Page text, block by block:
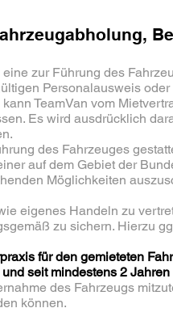
zur Führung des
Personalausweis
TeamVan vom
Es wird ausdrücklich
des Fahrzeuges
auf dem Gebiet der
Möglichkeiten
eigenes Handeln zu
zu sichern. Hierzu
für den gemieteten
seit mindestens 2
des Fahrzeugs
können.